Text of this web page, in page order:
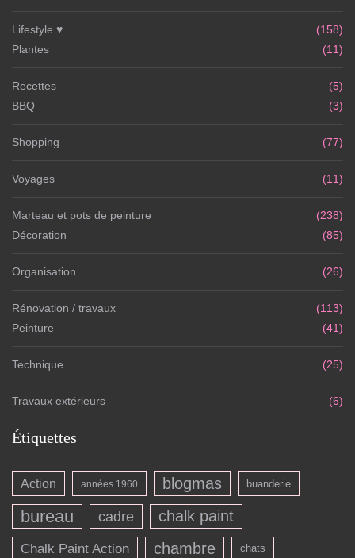
Lifestyle ♥
(158)
Plantes
(11)
Recettes
(5)
BBQ
(3)
Shopping (77)
Voyages (11)
Marteau et pots de peinture
(238)
Décoration
(85)
Organisation (26)
Rénovation / travaux
(113)
Peinture
(41)
Technique (25)
Travaux extérieurs (6)
Étiquettes
Action années 1960 blogmas buanderie
bureau cadre chalk paint
Chalk Paint Action chambre chats